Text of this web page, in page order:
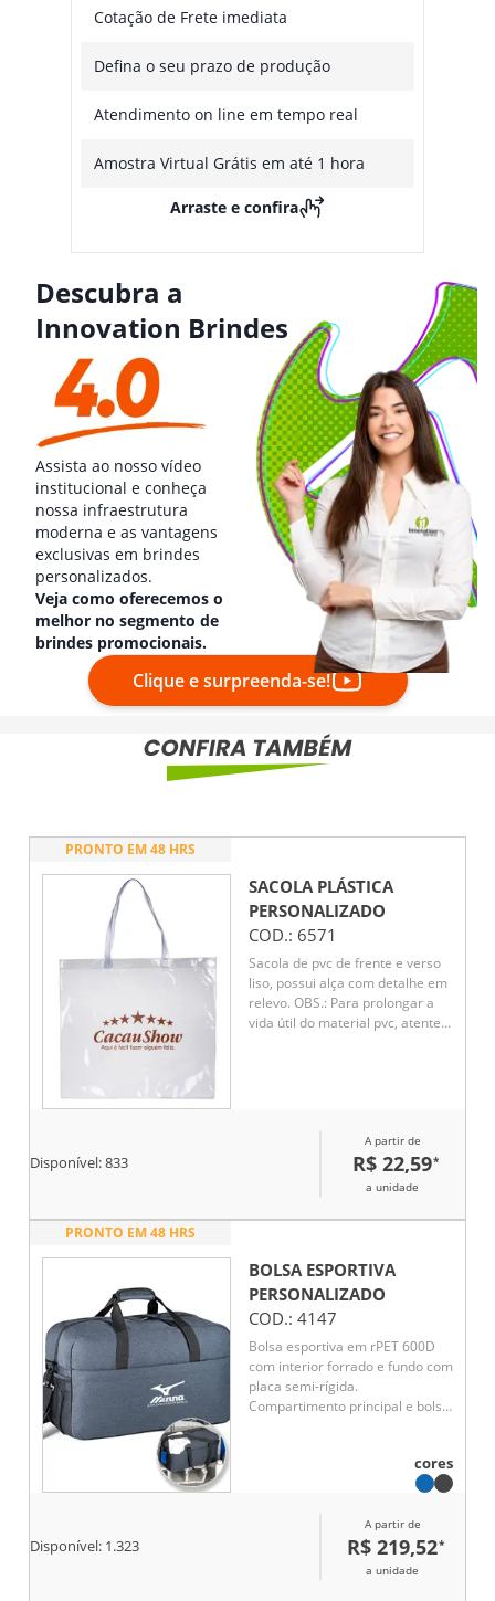
Cotação de Frete imediata
Defina o seu prazo de produção
Atendimento on line em tempo real
Amostra Virtual Grátis em até 1 hora
Arraste e confira
Descubra a
Innovation Brindes
Assista ao nosso vídeo
institucional e conheça
nossa infraestrutura
moderna e as vantagens
exclusivas em brindes
personalizados.
Veja como oferecemos o
melhor no segmento de
brindes promocionais.
Clique e surpreenda-se!
PRONTO EM 48 HRS
SACOLA PLÁSTICA
PERSONALIZADO
COD.: 6571
Sacola de pvc de frente e verso
liso, possui alça com detalhe em
relevo. OBS.: Para prolongar a
vida útil do material pvc, atente-
Disponível:833
A partir de
R$ 22,59*
a unidade
PRONTO EM 48 HRS
BOLSA ESPORTIVA
PERSONALIZADO
COD.: 4147
Bolsa esportiva em rPET 600D
com interior forrado e fundo com
placa semi-rígida.
Compartimento principal e bolso
com fecho. A bolsa tem alça de
ombro removível e ajustável em
cores
Disponível: 1.323
A partir de
R$ 219,52*
a unidade